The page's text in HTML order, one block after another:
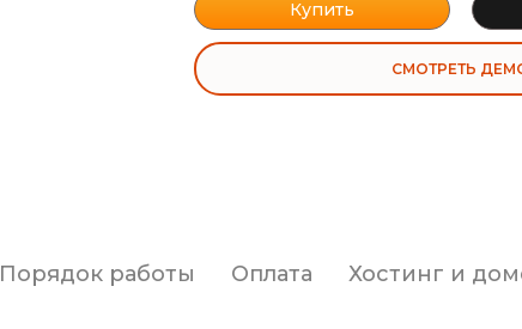
СМОТРЕТЬ
Порядок работы Оплата Хостинг и